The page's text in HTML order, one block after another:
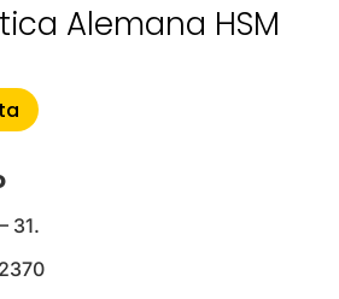
Alemana HSM
31.